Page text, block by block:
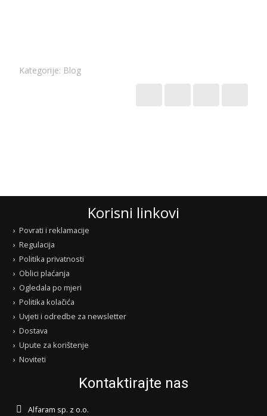
Kategorije: Blog
Korisni linkovi
Povrati i reklamacije
Regulacija
Politika privatnosti
Oblici plaćanja
Ogledala po mjeri
Politika kolačića
Uvjeti i odredbe za newsletter
Dostava
Upute za korištenje
Noviteti
Kontaktirajte nas
Alfaram sp. z o.o.